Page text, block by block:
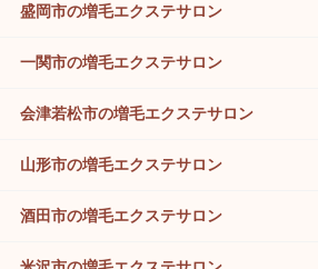
盛岡市の増毛エクステサロン
一関市の増毛エクステサロン
会津若松市の増毛エクステサロン
山形市の増毛エクステサロン
酒田市の増毛エクステサロン